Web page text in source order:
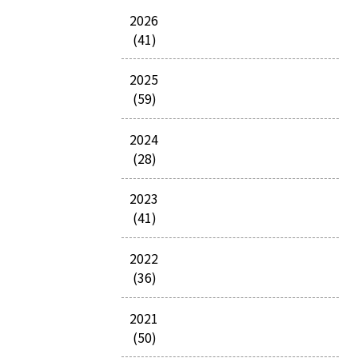
2026
(41)
2025
(59)
2024
(28)
2023
(41)
2022
(36)
2021
(50)